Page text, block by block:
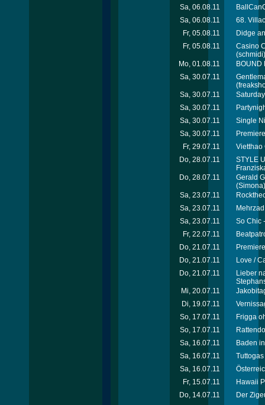
Sa, 06.08.11
Sa, 06.08.11
68.
Fr, 05.08.11
Didge
Fr, 05.08.11
Casino
(schmidi)
Mo, 01.08.11
BOUND
Sa, 30.07.11
Sa, 30.07.11
Sa, 30.07.11
Sa, 30.07.11
Single
Sa, 30.07.11
Fr, 29.07.11
Vietthao
Do, 28.07.11
STYLE
Do, 28.07.11
Gerald
(Simona)
Sa, 23.07.11
Sa, 23.07.11
Sa, 23.07.11
So Chic
Fr, 22.07.11
Do, 21.07.11
Do, 21.07.11
Love /
Do, 21.07.11
Lieber
Mi, 20.07.11
Di, 19.07.11
So, 17.07.11
Frigga
So, 17.07.11
Sa, 16.07.11
Baden
Sa, 16.07.11
Sa, 16.07.11
Fr, 15.07.11
Hawaii
Do, 14.07.11
Der